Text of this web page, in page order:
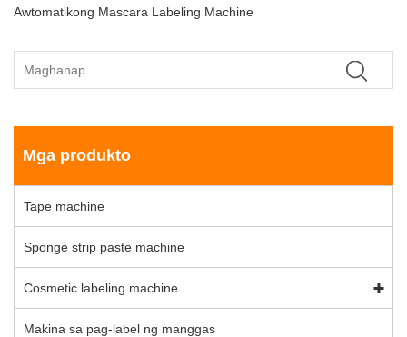
Awtomatikong Mascara Labeling Machine
Mga produkto
Tape machine
Sponge strip paste machine
Cosmetic labeling machine
Makina sa pag-label ng manggas